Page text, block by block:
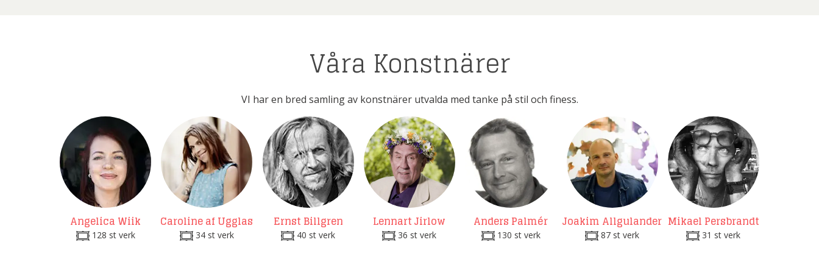
Våra Konstnärer
VI har en bred samling av konstnärer utvalda med tanke på stil och finess.
Angelica Wiik
128 st verk
Caroline af Ugglas
34 st verk
Ernst Billgren
40 st verk
Lennart Jirlow
36 st verk
Anders Palmér
130 st verk
Joakim Allgulander
87 st verk
Mikael Persbrandt
31 st verk